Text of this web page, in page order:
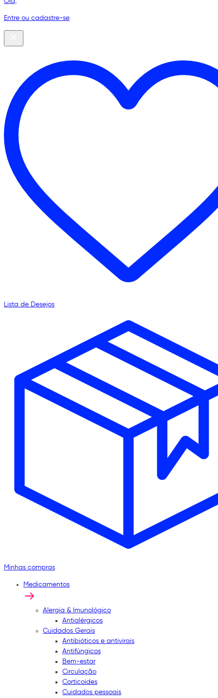
Entre ou cadastre-se
Lista de Desejos
Minhas compras
Medicamentos
Alergia & Imunológico
Antialérgicos
Cuidados Gerais
Antibióticos e antivirais
Antifúngicos
Bem-estar
Circulação
Corticoides
Cuidados pessoais